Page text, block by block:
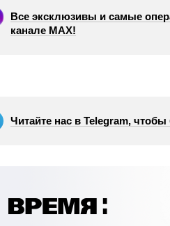
Все эксклюзивы и самые
канале МАХ!
Читайте нас в Telegram,